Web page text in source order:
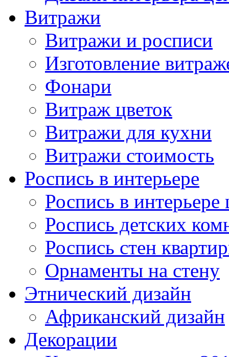
Витражи
Витражи и росписи
Изготовление
Фонари
Витраж цветок
Витражи для кухни
Витражи стоимость
Роспись в интерьере
Роспись в интерьере
Роспись детских
Роспись стен
Орнаменты на стену
Этнический дизайн
Африканский дизайн
Декорации